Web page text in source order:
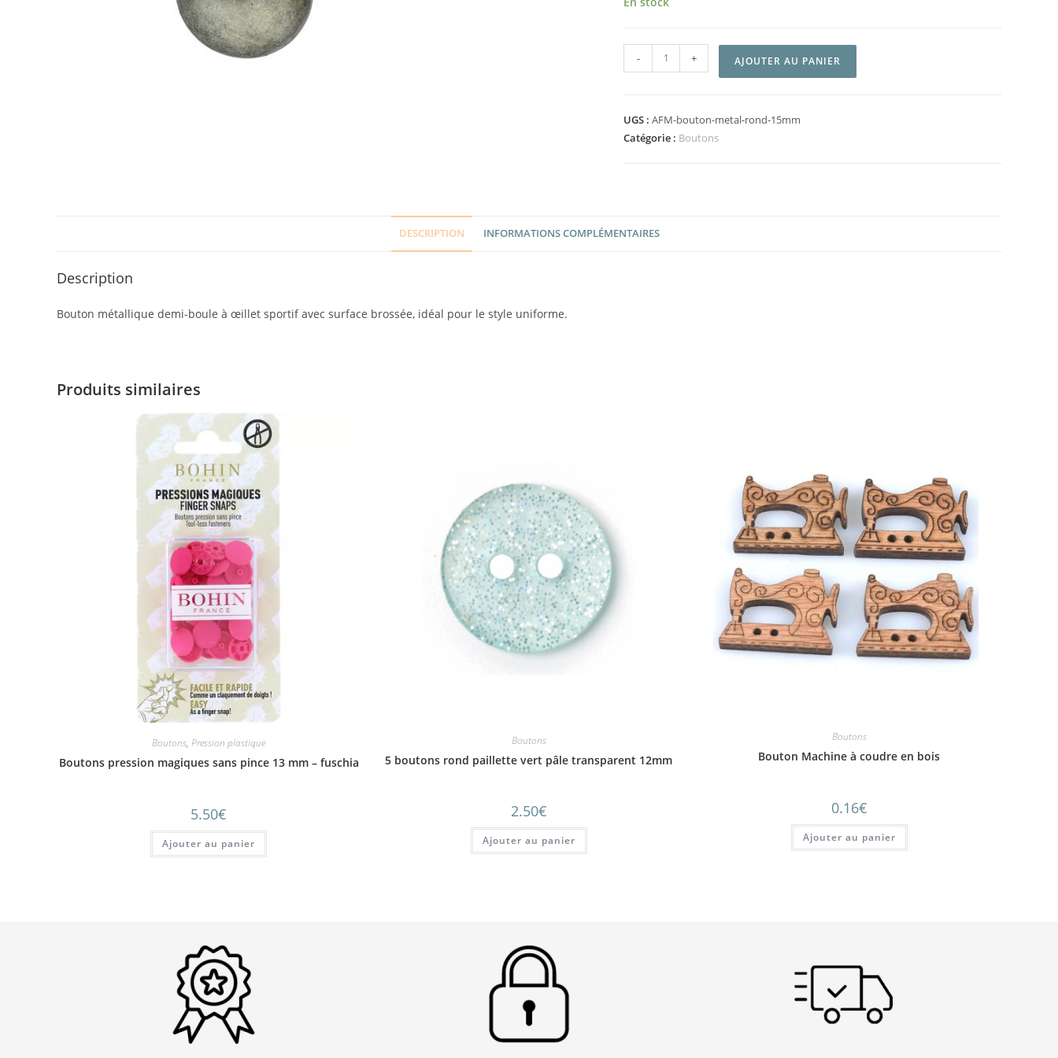
- + AJOUTER AU PANIER
UGS : AFM-bouton-metal-rond-15mm
Catégorie : Boutons
DESCRIPTION INFORMATIONS COMPLÉMENTAIRES
Description
Bouton métallique demi-boule à œillet sportif avec surface brossée, idéal pour le style uniforme.
Produits similaires
Boutons,Pression plastique
Boutons pression magiques sans pince 13 mm – fuschia
5.50€
Ajouter au panier
Boutons
5 boutons rond paillette vert pâle transparent 12mm
2.50€
Ajouter au panier
Boutons
Bouton Machine à coudre en bois
0.16€
Ajouter au panier